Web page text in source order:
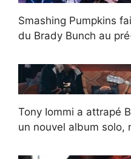
Smashing Pumpkins
du Brady Bunch au
Tony Iommi a attrapé
un nouvel album solo,